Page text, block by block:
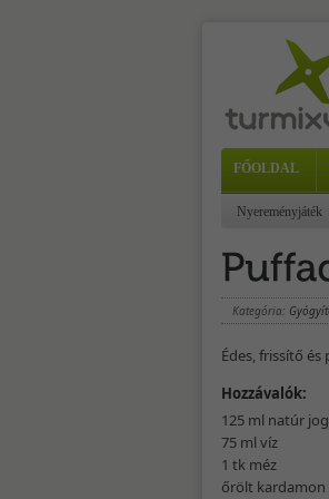
FŐOLDAL
Nyereményjáték
Kategória:
Édes, frissítő
Hozzávalók:
125 ml natúr
75 ml víz
1 tk méz
őrölt kardamon